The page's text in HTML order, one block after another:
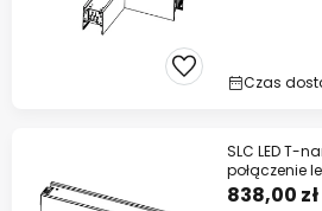
Czas
SLC LED T-
połączenie
838,00 zł